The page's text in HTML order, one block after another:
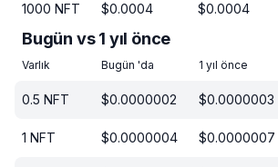
1000 NFT $0.0004 $0.0004
Bugün vs 1 yıl önce
Varlık Bugün 'da 1 yıl önce
0.5 NFT $0.0000002 $0.0000003
1 NFT $0.0000004 $0.0000007